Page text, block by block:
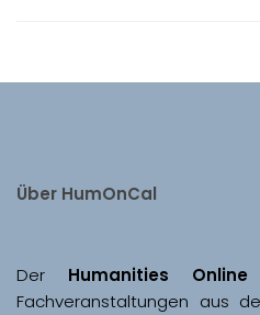
Über HumOnCal
Der Humanities
Fachveranstaltungen aus